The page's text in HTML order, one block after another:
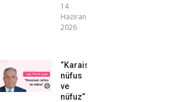
14
Haziran
2026
“Karaisalı
nüfus
ve
nüfuz”